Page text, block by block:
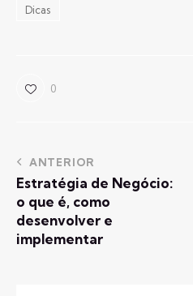
Dicas
0
ANTERIOR
Estratégia de Negócio:
o que é, como
desenvolver e
implementar